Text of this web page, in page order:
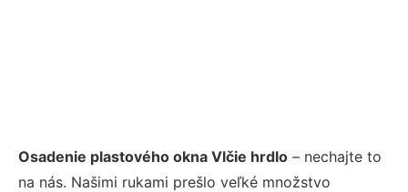
Osadenie plastového okna Vlčie hrdlo – nechajte to
na nás. Našimi rukami prešlo veľké množstvo